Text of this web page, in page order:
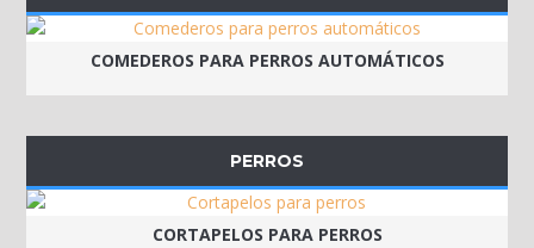
COMEDEROS PARA PERROS AUTOMÁTICOS
PERROS
CORTAPELOS PARA PERROS